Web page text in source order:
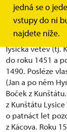
jedná se o
vstupy do ni
najdete níže.
První nepřímá
v souvislosti s
Pánové z
lysická větev (tj.
do roku 1451 a
1490. Posléze
(Jan a po něm
Boček z
z Kunštátu
o patnáct let
z Kácova. Roku